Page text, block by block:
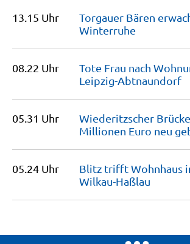
13.15 Uhr
Torgauer Bären
Winterruhe
08.22 Uhr
Tote Frau nach
Leipzig-Abtnaundorf
05.31 Uhr
Wiederitzscher
Millionen Euro neu
05.24 Uhr
Blitz trifft Wohnhaus
Wilkau-Haßlau